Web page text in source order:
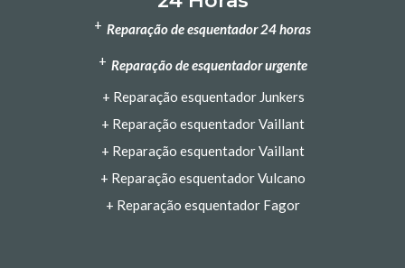
+ Reparação de esquentador 24 horas
+ Reparação de esquentador urgente
+ Reparação esquentador Junkers
+ Reparação esquentador Vaillant
+ Reparação esquentador Vaillant
+ Reparação esquentador Vulcano
+ Reparação esquentador Fagor